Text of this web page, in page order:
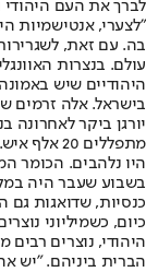
לברך את העם
"לצערי, אנטישמיות
עולם. בנצרות
היהודיים שיש
בישראל. אלה זרמים שלא
יורגן ביקר לאחרונה
מתפללים
היו נלהבים. הכומר
כנסיות, שדואגות גם
כיום, כשמיליוני
היהודי, נוצרים
הברית ביניהם. "יש